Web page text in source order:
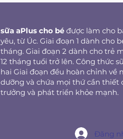
sữa aPlus cho bé được làm cho
yêu, từ Úc. Giai đoạn 1 dành cho
tháng. Giai đoạn 2 dành cho trẻ
12 tháng tuổi trở lên. Công thức
hai Giai đoạn đều hoàn chỉnh về
dưỡng và chứa mọi thứ cần thiết
trưởng và phát triển khỏe mạnh.
Đăng